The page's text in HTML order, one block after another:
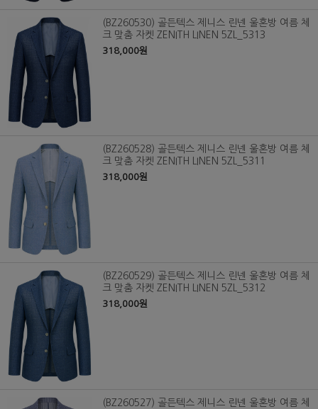
(BZ260530) 골든텍스 제니스 린넨 울혼방 여름 체
크 맞춤 자켓 ZENITH LINEN 5ZL_5313
318,000원
(BZ260528) 골든텍스 제니스 린넨 울혼방 여름 체
크 맞춤 자켓 ZENITH LINEN 5ZL_5311
318,000원
(BZ260529) 골든텍스 제니스 린넨 울혼방 여름 체
크 맞춤 자켓 ZENITH LINEN 5ZL_5312
318,000원
(BZ260527) 골든텍스 제니스 린넨 울혼방 여름 체